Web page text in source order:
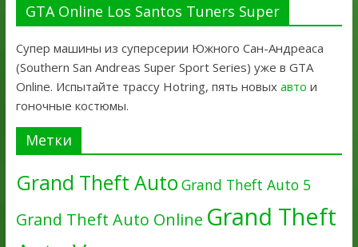
GTA Online Los Santos Tuners Super
Супер машины из суперсерии Южного Сан-Андреаса
(Southern San Andreas Super Sport Series) уже в GTA
Online. Испытайте трассу Hotring, пять новых авто и
гоночные костюмы.
Метки
Grand Theft Auto Grand Theft Auto 5
Grand Theft Auto Online Grand Theft